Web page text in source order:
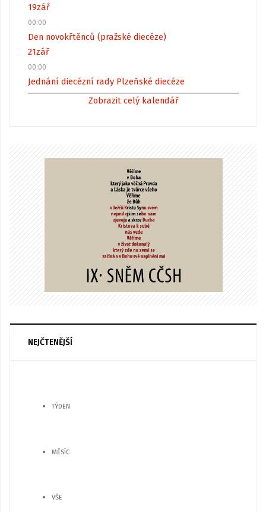
19zář
00:00
Den novokřtěnců (pražské diecéze)
21zář
00:00
Jednání diecézní rady Plzeňské diecéze
Zobrazit celý kalendář
NEJČTENĚJŠÍ
TÝDEN
MĚSÍC
VŠE